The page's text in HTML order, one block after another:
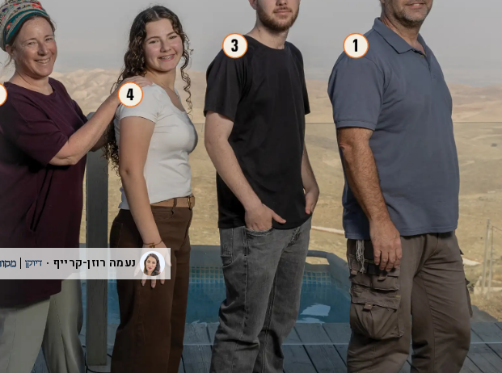
נעמה רוזן-קרייף